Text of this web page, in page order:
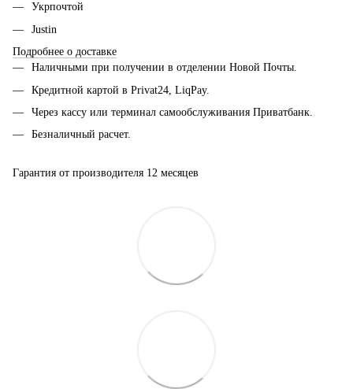
Укрпочтой
Justin
Подробнее о доставке
Наличными при получении в отделении Новой Почты.
Кредитной картой в Privat24, LiqPay.
Через кассу или терминал самообслуживания Приватбанк.
Безналичный расчет.
Гарантия от производителя 12 месяцев